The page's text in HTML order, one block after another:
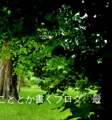
ととか書くブログ。最